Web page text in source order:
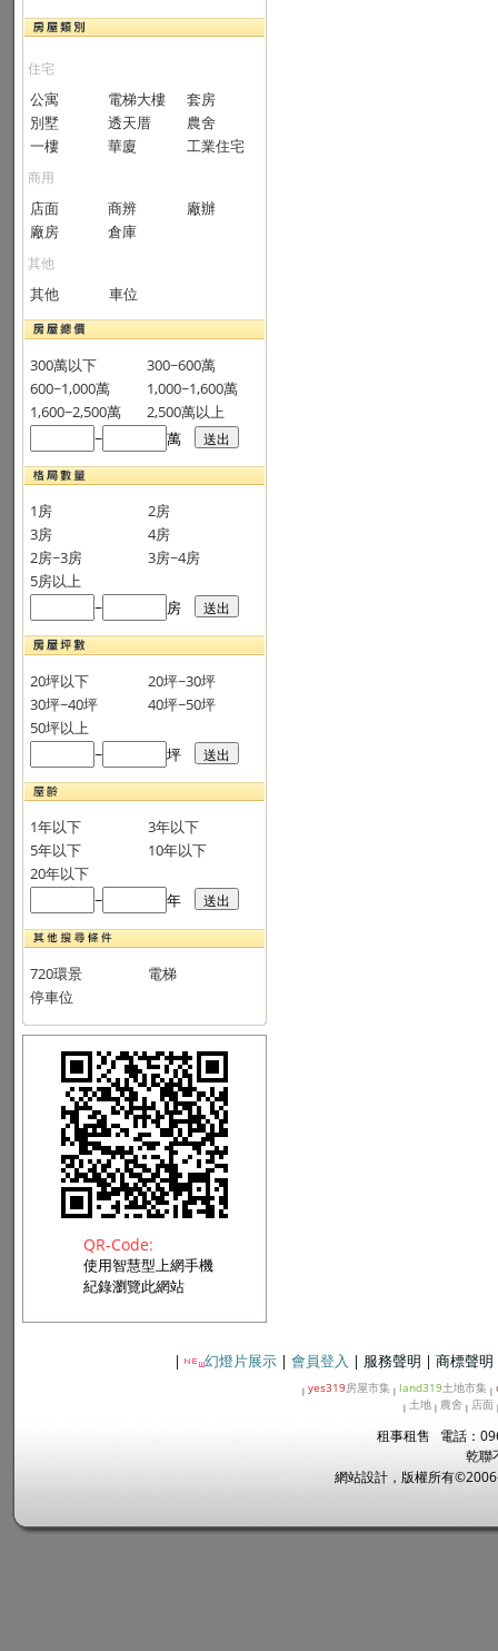
住宅
公寓 電梯大樓
套房
別墅
透天厝
農舍
一樓
華廈 工業住宅
商用
店面 商辨
廠辦
廠房
倉庫
其他
其他 車位
300萬以下
300~600萬
600~1,000萬
1,000~1,600萬
1,600~2,500萬
2,500萬以上
~
萬
1房
2房
3房
4房
2房~3房
3房~4房
5房以上
~
房
20坪以下
20坪~30坪
30坪~40坪
40坪~50坪
50坪以上
~
坪
1年以下
3年以下
5年以下
10年以下
20年以下
~
年
720環景
電梯
停車位
QR-Code:
使用智慧型上網手機
紀錄瀏覽此網站
| 幻燈片展示 | 會員登入 | 服務聲明 | 商標聲明
| yes319房屋市集 | land319土地市集 |
| 土地 | 農舍 | 店面
租事租售 電話：
乾聯
網站設計，版權所有